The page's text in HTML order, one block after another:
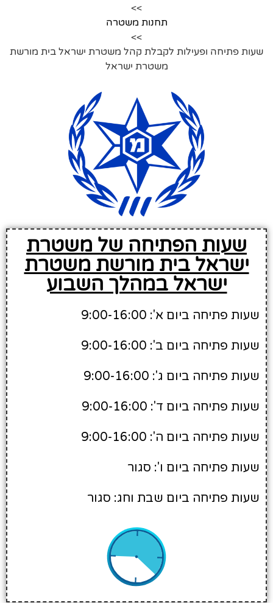
>>
תחנות משטרה
>>
שעות פתיחה ופעילות לקבלת קהל משטרת ישראל בית מורשת
משטרת ישראל
שעות הפתיחה של משטרת
ישראל בית מורשת משטרת
ישראל במהלך השבוע
שעות פתיחה ביום א': 9:00-16:00
שעות פתיחה ביום ב': 9:00-16:00
שעות פתיחה ביום ג': 9:00-16:00
שעות פתיחה ביום ד': 9:00-16:00
שעות פתיחה ביום ה': 9:00-16:00
שעות פתיחה ביום ו': סגור
שעות פתיחה ביום שבת וחג: סגור